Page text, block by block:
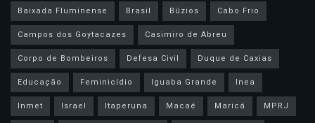
Baixada Fluminense
Brasil Búzios
Cabo Frio
Campos dos Goytacazes
Casimiro de Abreu
Corpo de Bombeiros
Defesa Civil
Duque de Caxias
Educação
Feminicídio Iguaba Grande
Inea
Inmet
Israel Itaperuna Macaé Maricá
MPRJ